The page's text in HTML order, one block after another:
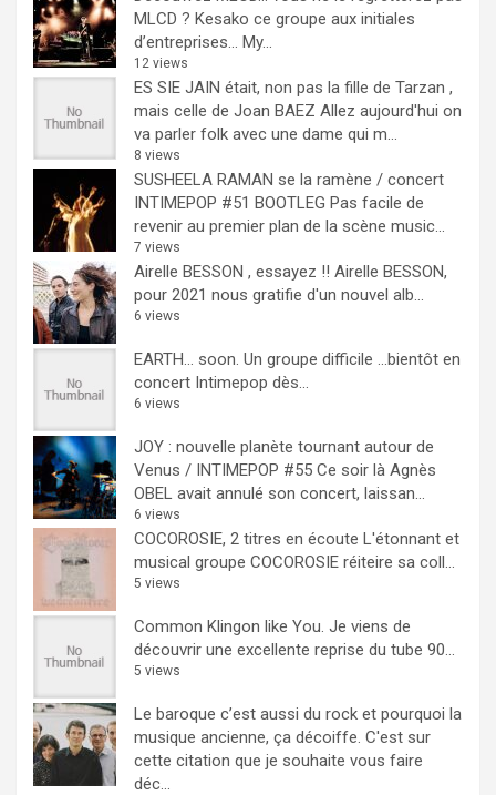
MLCD ? Kesako ce groupe aux initiales
d’entreprises… My...
12 views
ES SIE JAIN était, non pas la fille de Tarzan ,
mais celle de Joan BAEZ Allez aujourd'hui on
va parler folk avec une dame qui m...
8 views
SUSHEELA RAMAN se la ramène / concert
INTIMEPOP #51 BOOTLEG Pas facile de
revenir au premier plan de la scène music...
7 views
Airelle BESSON , essayez !! Airelle BESSON,
pour 2021 nous gratifie d'un nouvel alb...
6 views
EARTH… soon. Un groupe difficile ...bientôt en
concert Intimepop dès...
6 views
JOY : nouvelle planète tournant autour de
Venus / INTIMEPOP #55 Ce soir là Agnès
OBEL avait annulé son concert, laissan...
6 views
COCOROSIE, 2 titres en écoute L'étonnant et
musical groupe COCOROSIE réiteire sa coll...
5 views
Common Klingon like You. Je viens de
découvrir une excellente reprise du tube 90...
5 views
Le baroque c’est aussi du rock et pourquoi la
musique ancienne, ça décoiffe. C'est sur
cette citation que je souhaite vous faire
déc...